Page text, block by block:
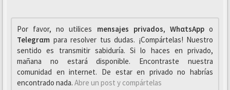
Por favor, no utilices mensajes privados, WhαtsAppo
Telegrαm para resolver tus dudas. ¡Compártelas! Nuestro
sentido es transmitir sabiduría. Si lo haces en privado,
mañana no estará disponible. Encontraste nuestra
comunidad en internet. De estar en privado no habrías
encontrado nada. Abre un post y compártelas